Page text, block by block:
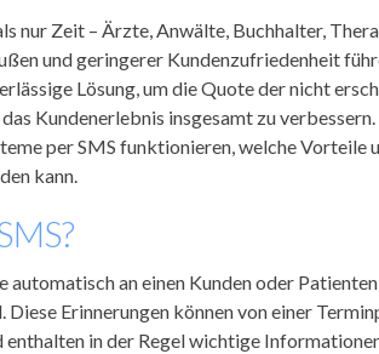
nur Zeit – Ärzte, Anwälte, Buchhalter,
und geringerer Kundenzufriedenheit
Lösung, um die Quote der nicht
Kundenerlebnis insgesamt zu
per SMS funktionieren, welche Vorteile
kann.
automatisch an einen Kunden oder
Erinnerungen können von einer
in der Regel wichtige